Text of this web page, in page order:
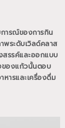
ารณ์ของการกิน
พระดับเวิลด์คลาส
รรค์และออกแบบ
ของแก้วนั้นตอบ
ารและเครื่องดื่ม